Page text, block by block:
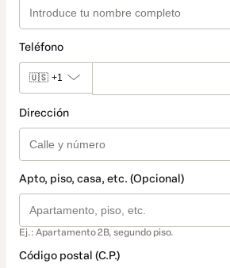
Teléfono
🇺🇸 +1
Dirección
Apto, piso, casa, etc. (Opcional)
Ej.: Apartamento 2B, segundo piso.
Código postal (C.P.)